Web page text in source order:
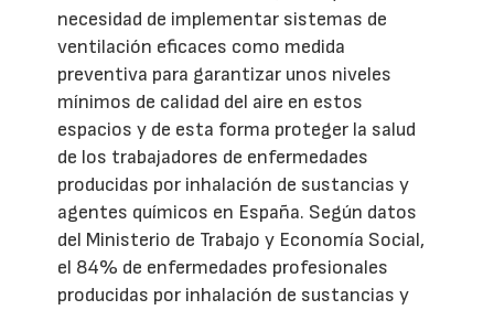
necesidad de implementar sistemas de
ventilación eficaces como medida
preventiva para garantizar unos niveles
mínimos de calidad del aire en estos
espacios y de esta forma proteger la salud
de los trabajadores de enfermedades
producidas por inhalación de sustancias y
agentes químicos en España. Según datos
del Ministerio de Trabajo y Economía Social,
el 84% de enfermedades profesionales
producidas por inhalación de sustancias y